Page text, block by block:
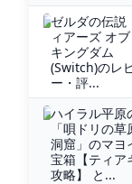
ゼルダの伝
ィアーズ オ
キングダム
(Switch)のレ
ー・評...
ハイラル平原
「唄ドリの草
洞窟」のマヨ
宝箱【ティア
攻略】 と...